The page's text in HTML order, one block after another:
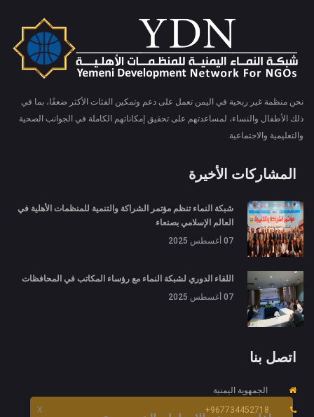
نحن منظمة غير ربحية في اليمن تعمل على دعم وتمكين الفئات الأكثر ضعفًا، بما في
ذلك الأطفال والنساء، لمساعدتهم على تحقيق إمكاناتهم الكاملة في الجوانب الصحية
والتعليمية والاجتماعية.
المشاركات الأخيرة
شبكة النماء تنظم مؤتمر الشراكة والتنمية للمنظمات الأهلية في
العالم الإسلامي بصنعاء
07 أغسطس 2025
اللقاء الدوري لشبكة النماء مع رؤساء المكاتب في المحافظات
07 أغسطس 2025
اتصل بنا
الجمهوية اليمنية
967734452718+
X